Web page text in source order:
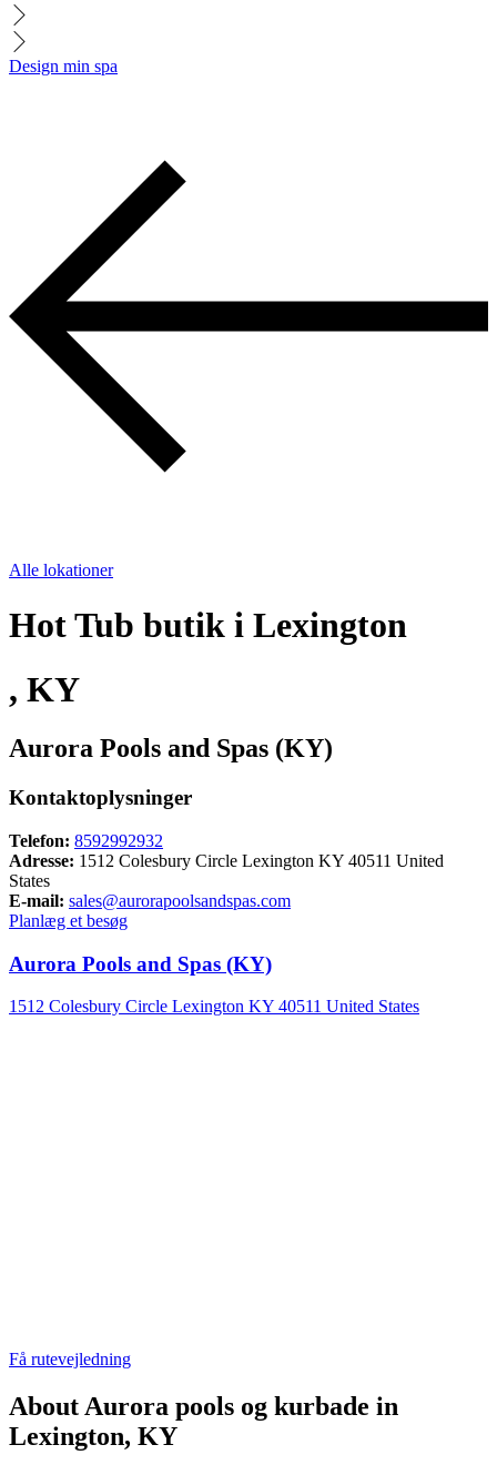
Design min spa
Alle lokationer
Hot Tub butik i Lexington
, KY
Aurora Pools and Spas (KY)
Kontaktoplysninger
Telefon: 8592992932
Adresse: 1512 Colesbury Circle Lexington KY 40511 United
States
E-mail: sales@aurorapoolsandspas.com
Planlæg et besøg
Aurora Pools and Spas (KY)
1512 Colesbury Circle Lexington KY 40511 United States
Få rutevejledning
About Aurora pools og kurbade in
Lexington, KY